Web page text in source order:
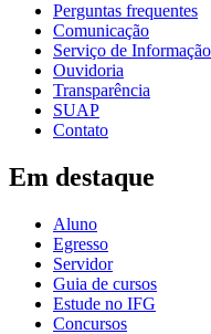
Perguntas frequentes
Comunicação
Serviço de
Ouvidoria
Transparência
SUAP
Contato
Em destaque
Aluno
Egresso
Servidor
Guia de cursos
Estude no IFG
Concursos